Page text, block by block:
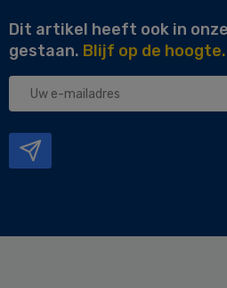
Dit artikel heeft ook in
gestaan. Blijf op de hoogte.
Uw